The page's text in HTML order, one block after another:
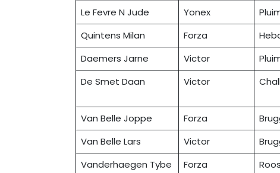
Le Fevre N Jude Yonex
Quintens Milan
Forza
Daemers Jarne
Victor
De Smet Daan
Victor
Van Belle Joppe Forza
Van Belle Lars
Victor
Vanderhaegen Tybe
Forza